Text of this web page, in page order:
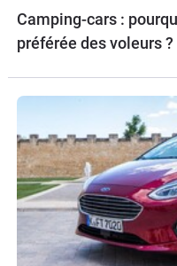
Camping-cars :
préférée des voleurs ?